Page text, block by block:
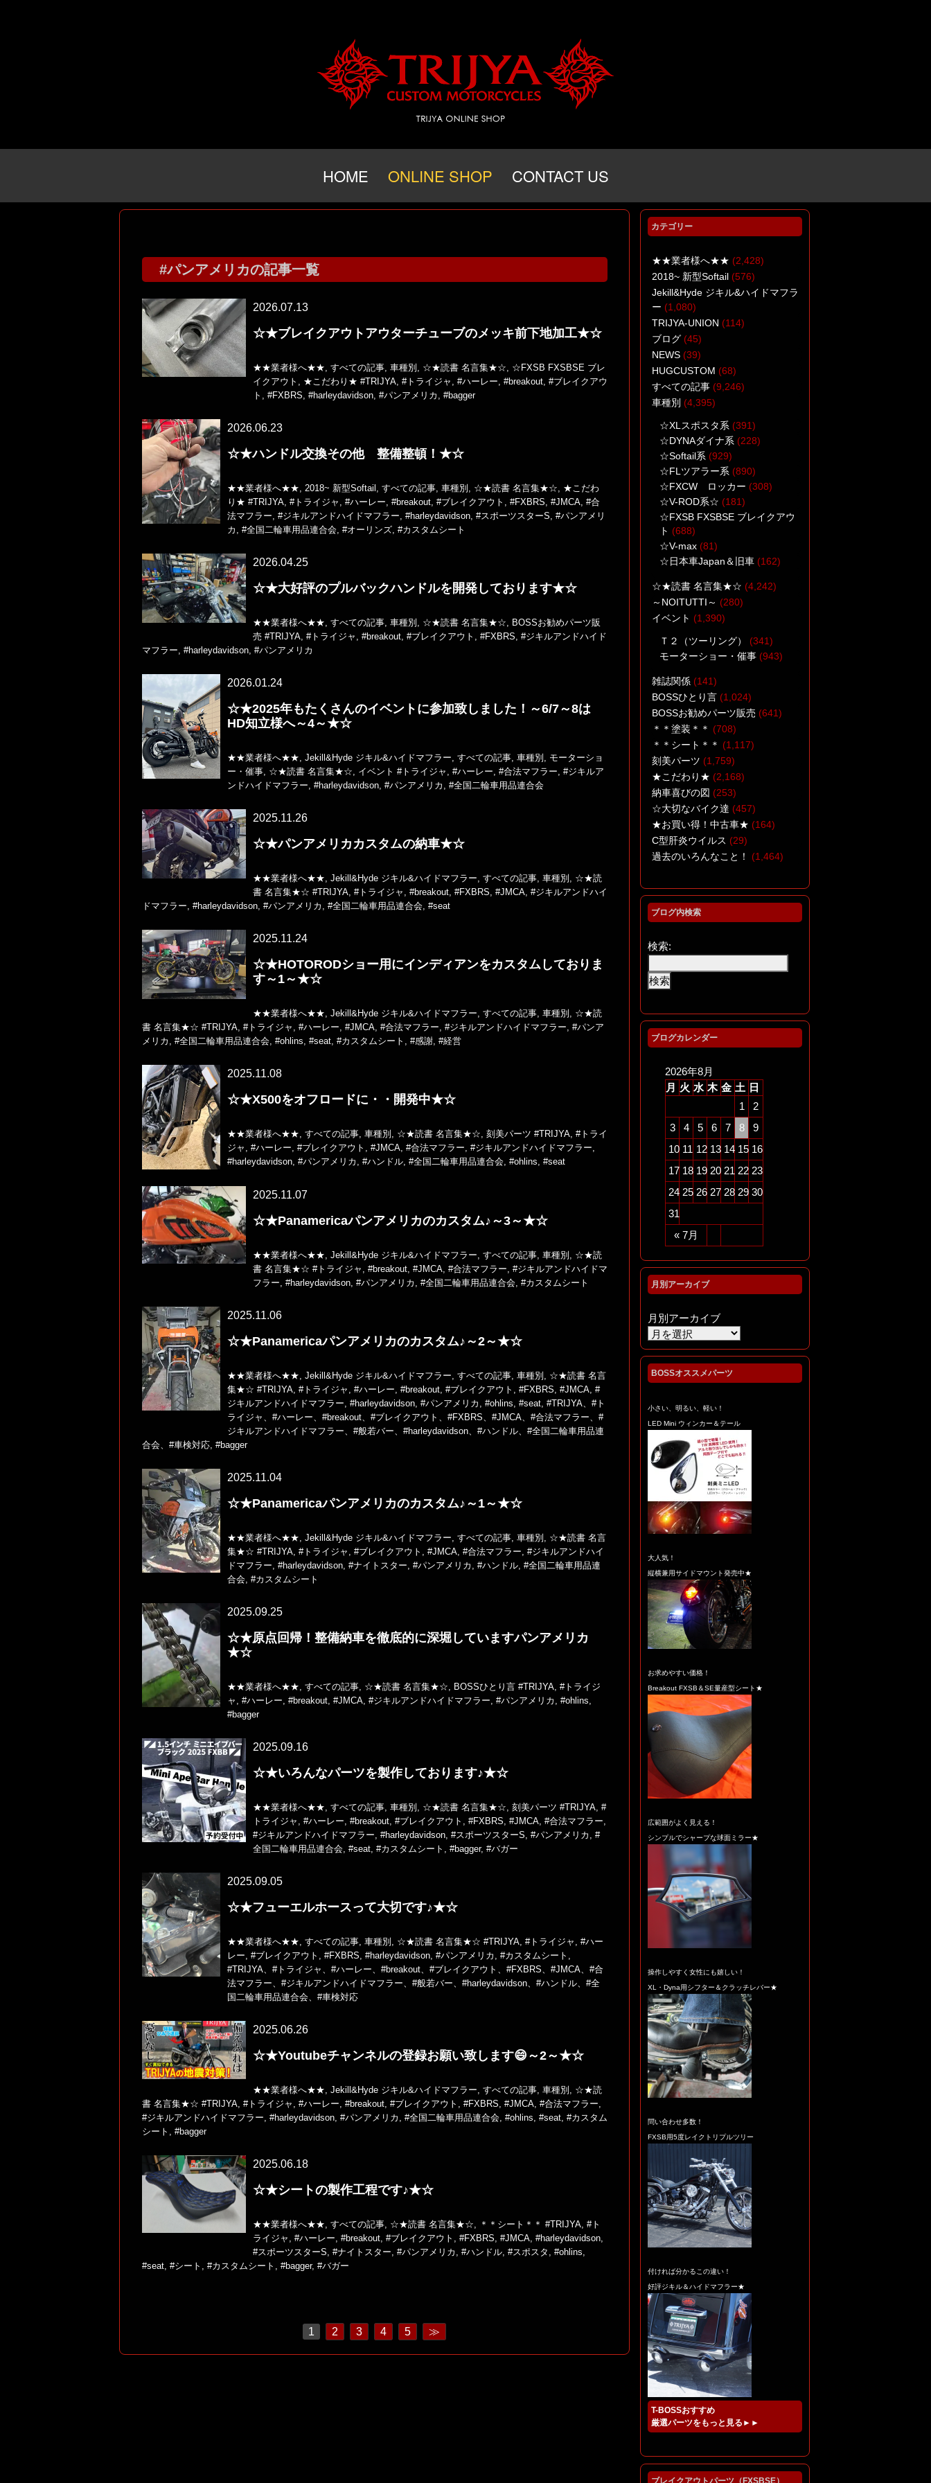
HOME ONLINE SHOP CONTACT US
#パンアメリカの記事一覧
2026.07.13
☆★ブレイクアウトアウターチューブのメッキ前下地加工★☆
★★業者様へ★★, すべての記事, 車種別 , ☆★読書 名言集★☆, ☆FXSB FXSBSE ブレ
イクアウト , ★こだわり★ #TRIJYA, #トライジャ , #ハーレー, #breakout, #ブレイクアウ
ト , #FXBRS, #harleydavidson, #パンアメリカ , #bagger
2026.06.23
☆★ハンドル交換その他 整備整頓！★☆
★★業者様へ★★, 2018~ 新型Softail , すべての記事, 車種別 , ☆★読書 名言集★☆, ★こだわ
り★ #TRIJYA, #トライジャ , #ハーレー, #breakout, #ブレイクアウト , #FXBRS, #JMCA, #合
法マフラー, #ジキルアンドハイドマフラー, #harleydavidson, #スポーツスターS, #パンアメリ
カ , #全国二輪車用品連合会, #オーリンズ, #カスタムシート
2026.04.25
☆★大好評のプルバックハンドルを開発しております★☆
★★業者様へ★★, すべての記事, 車種別 , ☆★読書 名言集★☆, BOSSお勧めパーツ販
売 #TRIJYA, #トライジャ , #breakout, #ブレイクアウト , #FXBRS, #ジキルアンドハイド
マフラー, #harleydavidson, #パンアメリカ
2026.01.24
☆★2025年もたくさんのイベントに参加致しました！～6/7～8は
HD知立様へ～4～★☆
★★業者様へ★★, Jekill&Hyde ジキル&ハイドマフラー, すべての記事, 車種別 , モーターショ
ー・催事, ☆★読書 名言集★☆, イベント #トライジャ , #ハーレー, #合法マフラー, #ジキルア
ンドハイドマフラー, #harleydavidson, #パンアメリカ , #全国二輪車用品連合会
2025.11.26
☆★パンアメリカカスタムの納車★☆
★★業者様へ★★, Jekill&Hyde ジキル&ハイドマフラー, すべての記事, 車種別 , ☆★読
書 名言集★☆ #TRIJYA, #トライジャ , #breakout, #FXBRS, #JMCA, #ジキルアンドハイ
ドマフラー, #harleydavidson, #パンアメリカ , #全国二輪車用品連合会, #seat
2025.11.24
☆★HOTORODショー用にインディアンをカスタムしておりま
す～1～★☆
★★業者様へ★★, Jekill&Hyde ジキル&ハイドマフラー, すべての記事, 車種別 , ☆★読
書 名言集★☆ #TRIJYA, #トライジャ , #ハーレー, #JMCA, #合法マフラー, #ジキルアンドハイドマフラー, #パンア
メリカ , #全国二輪車用品連合会, #ohlins, #seat, #カスタムシート , #感謝, #経営
2025.11.08
☆★X500をオフロードに・・開発中★☆
★★業者様へ★★, すべての記事, 車種別 , ☆★読書 名言集★☆, 刻美パーツ #TRIJYA, #トライ
ジャ , #ハーレー, #ブレイクアウト , #JMCA, #合法マフラー, #ジキルアンドハイドマフラー,
#harleydavidson, #パンアメリカ , #ハンドル, #全国二輪車用品連合会, #ohlins, #seat
2025.11.07
☆★Panamericaパンアメリカのカスタム♪～3～★☆
★★業者様へ★★ Jekill&Hyde ジキル&ハイドマフラー すべての記事, 車種別
☆★読
書 名言集★☆ #トライジャ #breakout, #JMCA, #合法マフラー #ジキルアンドハイドマ
フラー #harleydavidson, #パンアメリカ #全国二輪車用品連合会 #カスタムシート
2025.11.06
☆★Panamericaパンアメリカのカスタム♪～2～★☆
★★業者様へ★★ Jekill&Hyde ジキル&ハイドマフラー すべての記事, 車種別
☆★読書 名言
集★☆ #TRIJYA, #トライジャ #ハーレー #breakout, #ブレイクアウト #FXBRS #JMCA, #
ジキルアンドハイドマフラー #harleydavidson, #パンアメリカ #ohlins #seat, #TRIJYA、#ト
ライジャ、#ハーレー、#breakout、#ブレイクアウト、#FXBRS、#JMCA、#合法マフラー、#
ジキルアンドハイドマフラー、#般若バー、#harleydavidson、#ハンドル、#全国二輪車用品連
合会、#車検対応, #bagger
2025.11.04
☆★Panamericaパンアメリカのカスタム♪～1～★☆
★★業者様へ★★ Jekill&Hyde ジキル&ハイドマフラー すべての記事, 車種別
☆★読書 名言
集★☆ #TRIJYA, #トライジャ #ブレイクアウト #JMCA, #合法マフラー #ジキルアンドハイ
ドマフラー #harleydavidson, #ナイトスター #パンアメリカ #ハンドル, #全国二輪車用品連
合会 #カスタムシート
2025.09.25
☆★原点回帰！整備納車を徹底的に深堀していますパンアメリカ
★☆
★★業者様へ★★ すべての記事, ☆★読書 名言集★☆ BOSSひとり言 #TRIJYA, #トライジ
ャ
#ハーレー #breakout, #JMCA, #ジキルアンドハイドマフラー #パンアメリカ #ohlins
#bagger
2025.09.16
☆★いろんなパーツを製作しております♪★☆
★★業者様へ★★ すべての記事, 車種別 ☆★読書 名言集★☆ 刻美パーツ #TRIJYA, #
トライジャ
#ハーレー #breakout, #ブレイクアウト #FXBRS #JMCA, #合法マフラー
#ジキルアンドハイドマフラー #harleydavidson, #スポーツスターS #パンアメリカ
#
全国二輪車用品連合会 #seat, #カスタムシート #bagger, #バガー
2025.09.05
☆★フューエルホースって大切です♪★☆
★★業者様へ★★ すべての記事, 車種別 ☆★読書 名言集★☆ #TRIJYA, #トライジャ
#ハー
レー #ブレイクアウト #FXBRS #harleydavidson, #パンアメリカ #カスタムシート
#TRIJYA、#トライジャ、#ハーレー、#breakout、#ブレイクアウト、#FXBRS、#JMCA、#合
法マフラー、#ジキルアンドハイドマフラー、#般若バー、#harleydavidson、#ハンドル、#全
国二輪車用品連合会、#車検対応
2025.06.26
☆★Youtubeチャンネルの登録お願い致します😄～2～★☆
★★業者様へ★★ Jekill&Hyde ジキル&ハイドマフラー すべての記事, 車種別
☆★読
書 名言集★☆ #TRIJYA, #トライジャ #ハーレー #breakout, #ブレイクアウト #FXBRS #JMCA, #合法マフラー
#ジキルアンドハイドマフラー #harleydavidson, #パンアメリカ #全国二輪車用品連合会 #ohlins #seat, #カスタム
シート
#bagger
2025.06.18
☆★シートの製作工程です♪★☆
★★業者様へ★★ すべての記事, ☆★読書 名言集★☆ ＊＊シート＊＊ #TRIJYA, #ト
ライジャ
#ハーレー #breakout, #ブレイクアウト #FXBRS #JMCA, #harleydavidson,
#スポーツスターS #ナイトスター #パンアメリカ #ハンドル, #スポスタ #ohlins
#seat, #シート #カスタムシート #bagger, #バガー
1 2 3 4 5 ≫
カテゴリー
★★業者様へ★★ (2,428)
2018~ 新型Softail (576)
Jekill&Hyde ジキル&ハイドマフラ
ー (1,080)
TRIJYA-UNION (114)
ブログ (45)
NEWS (39)
HUGCUSTOM (68)
すべての記事 (9,246)
車種別 (4,395)
☆XLスポスタ系 (391)
☆DYNAダイナ系 (228)
☆Softail系 (929)
☆FLツアラー系 (890)
☆FXCW ロッカー (308)
☆V-ROD系☆ (181)
☆FXSB FXSBSE ブレイクアウ
ト (688)
☆V-max (81)
☆日本車Japan＆旧車 (162)
☆★読書 名言集★☆ (4,242)
～NOITUTTI～ (280)
イベント (1,390)
Ｔ２（ツーリング）
(341)
モーターショー・催事 (943)
雑誌関係 (141)
BOSSひとり言 (1,024)
BOSSお勧めパーツ販売 (641)
＊＊塗装＊＊ (708)
＊＊シート＊＊ (1,117)
刻美パーツ (1,759)
★こだわり★ (2,168)
納車喜びの図 (253)
☆大切なバイク達 (457)
★お買い得！中古車★ (164)
C型肝炎ウイルス (29)
過去のいろんなこと！
(1,464)
ブログ内検索
検索:
ブログカレンダー
2026年8月
月 火 水 木 金 土 日
« 7月
1
2
3
4 5 6 7 8
9
10 11 12 13 14 15 16
17 18 19 20 21 22 23
24 25 26 27 28 29 30
31
月別アーカイブ
月別アーカイブ
BOSSオススメパーツ
小さい、明るい、軽い！
LED Mini ウィンカー＆テール
大人気！
縦横兼用サイドマウント発売中★
お求めやすい価格！
Breakout FXSB＆SE量産型シート★
広範囲がよく見える！
シンプルでシャープな球面ミラー★
操作しやすく女性にも嬉しい！
XL・Dyna用シフター＆クラッチレバー★
問い合わせ多数！
FXSB用5度レイクトリプルツリー
付ければ分かるこの違い！
好評ジキル＆ハイドマフラー★
T-BOSSおすすめ
厳選パーツをもっと見る►►
ブレイクアウトパーツ（FXSBSE）